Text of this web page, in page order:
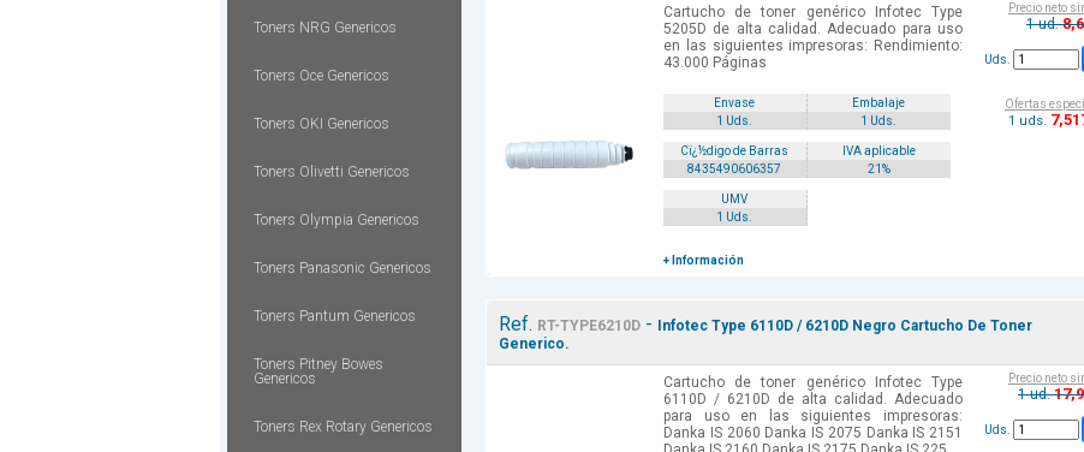
Toners NRG Genericos
Toners Oce Genericos
Toners OKI Genericos
Toners Olivetti Genericos
Toners Olympia Genericos
Toners Panasonic Genericos
Toners Pantum Genericos
Toners Pitney Bowes
Genericos
Toners Rex Rotary Genericos
Cartucho de toner genérico Infotec Type
5205D de alta calidad. Adecuado para uso
en las siguientes impresoras: Rendimiento:
43.000 Páginas
Envase
Embalaje
1 Uds.
1 Uds.
Cï¿½digo de Barras
IVA aplicable
8435490606357
21%
UMV
1 Uds.
+ Información
Precio neto
1 ud.8
Uds.
Ofertas
1 uds. 7
Ref. RT-TYPE6210D -
Infotec Type 6110D / 6210D Negro Cartucho De Toner
Generico.
Cartucho de toner genérico Infotec Type
6110D / 6210D de alta calidad. Adecuado
para uso en las siguientes impresoras:
Danka IS 2060 Danka IS 2075 Danka IS 2151
Precio neto
1 ud.17
Uds.